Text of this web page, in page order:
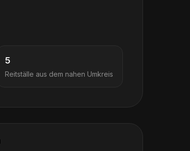
5
Reitställe aus dem nahen Umkreis